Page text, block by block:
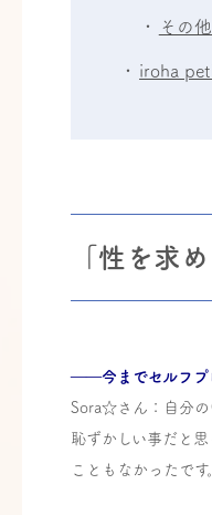
その
iroha
「性を求
――今までセルフプ
Sora☆さん：自分の
恥ずかしい事だと
こともなかったです